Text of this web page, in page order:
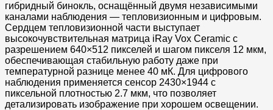
гибридный бинокль, оснащённый двумя независимыми
каналами наблюдения — тепловизионным и цифровым.
Сердцем тепловизионной части выступает
высокочувствительная матрица iRay Vox Ceramic с
разрешением 640×512 пикселей и шагом пикселя 12 мкм,
обеспечивающая стабильную работу даже при
температурной разнице менее 40 мК. Для цифрового
наблюдения применяется сенсор 2430×1944 с
пиксельной плотностью 2.7 мкм, что позволяет
детализировать изображение при хорошем освещении.